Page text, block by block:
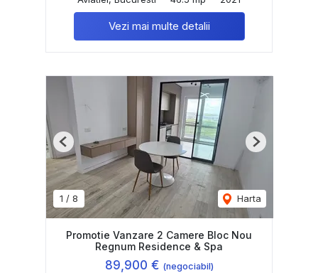
Vezi mai multe detalii
1 / 8 Harta
Previous Next
Promotie Vanzare 2 Camere Bloc Nou
Regnum Residence & Spa
89,900 € (negociabil)